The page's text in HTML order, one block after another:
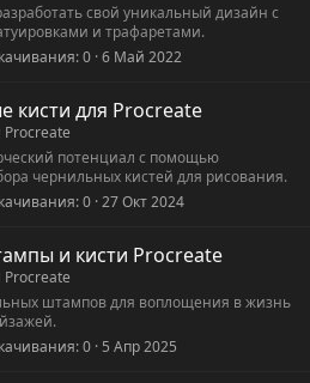
свой уникальный дизайн с
и трафаретами.
0 6 Май 2022
кисти для Procreate
Procreate
потенциал с помощью
чернильных кистей для рисования.
0 27 Окт 2024
и кисти Procreate
Procreate
штампов для воплощения в жизнь
0 5 Апр 2025